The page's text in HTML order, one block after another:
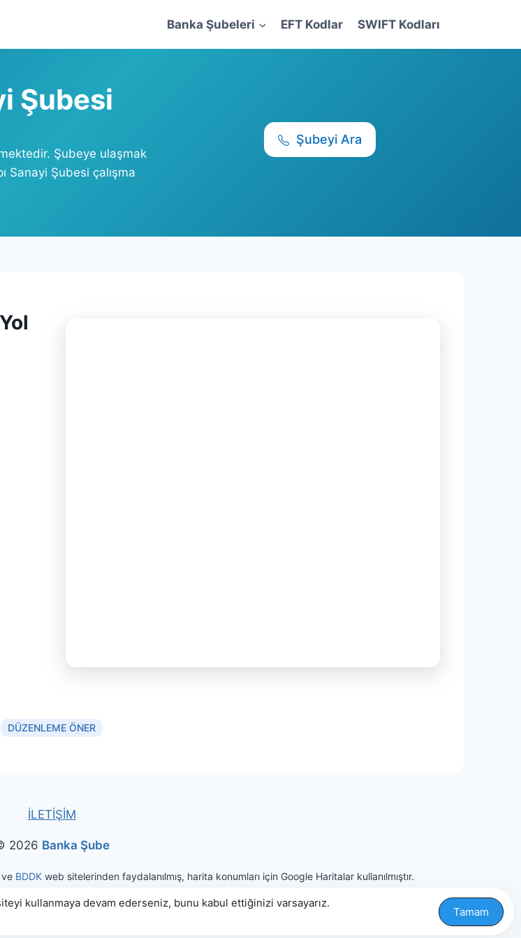
Banka Şubeleri EFT Kodlar SWIFT Kodları
Şubesi
Şubeye ulaşmak
Sanayi Şubesi çalışma
Şubeyi Ara
DÜZENLEME ÖNER
İLETİŞİM
2026 Banka Şube
ve BDDK web sitelerinden faydalanılmış, harita konumları için Google Haritalar kullanılmıştır.
|Gizlilik ve Kişisel Veri Politikası
kullanmaya devam ederseniz, bunu kabul ettiğinizi varsayarız.
Tamam